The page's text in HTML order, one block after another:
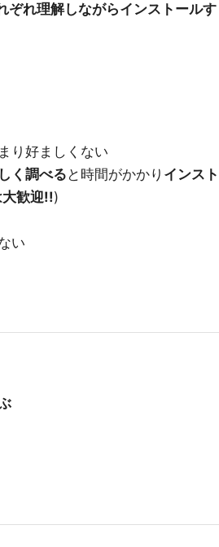
れ理解しながらインストールす
り好ましくない
く調べる と時間がかかり インスト
歓迎!!)
い